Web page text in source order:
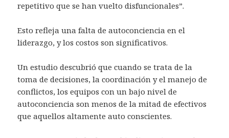
repetitivo que se han vuelto disfuncionales”.
Esto refleja una falta de autoconciencia en el
liderazgo, y los costos son significativos.
Un estudio descubrió que cuando se trata de la
toma de decisiones, la coordinación y el manejo de
conflictos, los equipos con un bajo nivel de
autoconciencia son menos de la mitad de efectivos
que aquellos altamente auto conscientes.